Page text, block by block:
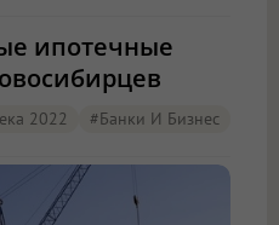
ипотечные
2022 #Банки И Бизнес